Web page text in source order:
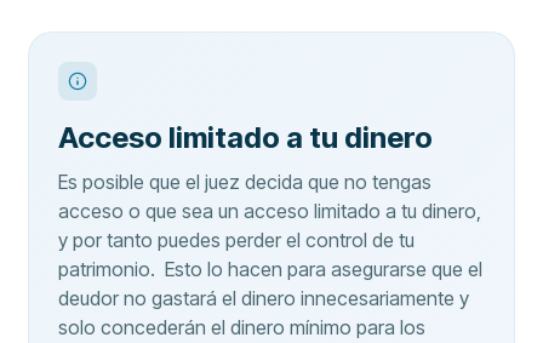
Acceso limitado a tu dinero
Es posible que el juez decida que no tengas
acceso o que sea un acceso limitado a tu dinero,
y por tanto puedes perder el control de tu
patrimonio. Esto lo hacen para asegurarse que el
deudor no gastará el dinero innecesariamente y
solo concederán el dinero mínimo para los